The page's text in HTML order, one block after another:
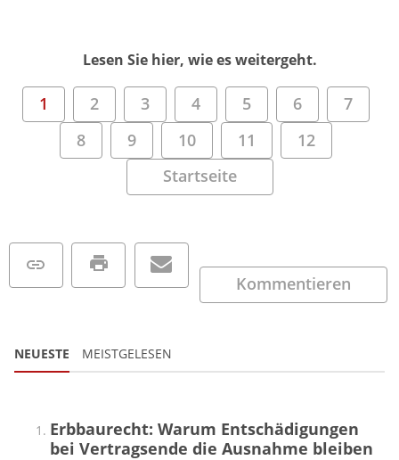
Lesen Sie hier, wie es weitergeht.
1 2 3 4 5 6
7
8
9 10 11
12
Startseite
Kommentieren
NEUESTE MEISTGELESEN
Erbbaurecht: Warum Entschädigungen
bei Vertragsende die Ausnahme bleiben